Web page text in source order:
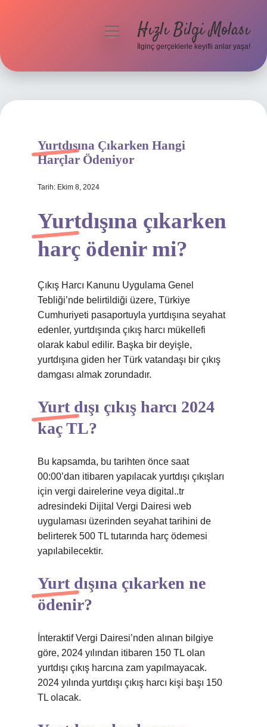
Hakkımızda
menüyüHızlı Bilgi Molası
İlginç gerçeklerle keyifli anlar yaşa!
Yurtdışına Çıkarken Hangi
Harçlar Ödeniyor
Tarih: Ekim 8, 2024
Yurtdışına çıkarken
harç ödenir mi?
Çıkış Harcı Kanunu Uygulama Genel
Tebliği’nde belirtildiği üzere, Türkiye
Cumhuriyeti pasaportuyla yurtdışına seyahat
edenler, yurtdışında çıkış harcı mükellefi
olarak kabul edilir. Başka bir deyişle,
yurtdışına giden her Türk vatandaşı bir çıkış
damgası almak zorundadır.
Yurt dışı çıkış harcı 2024
kaç TL?
Bu kapsamda, bu tarihten önce saat
00:00’dan itibaren yapılacak yurtdışı çıkışları
için vergi dairelerine veya digital..tr
adresindeki Dijital Vergi Dairesi web
uygulaması üzerinden seyahat tarihini de
belirterek 500 TL tutarında harç ödemesi
yapılabilecektir.
Yurt dışına çıkarken ne
ödenir?
İnteraktif Vergi Dairesi’nden alınan bilgiye
göre, 2024 yılından itibaren 150 TL olan
yurtdışı çıkış harcına zam yapılmayacak.
2024 yılında yurtdışı çıkış harcı kişi başı 150
TL olacak.